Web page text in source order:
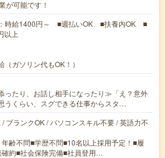
が可能です！
時給1400円～ ■週払いOK ■扶養内OK ■
以上
（ガソリン代もOK！）
ったり、お話し相手になったり≫「え？意外
うくらい、スグできる仕事からスタ…
ブランクOK / パソコンスキル不要 / 英語力不
齢不問■学歴不問■10名以上採用予定！■履
確約■社会保険完備■社員登用…